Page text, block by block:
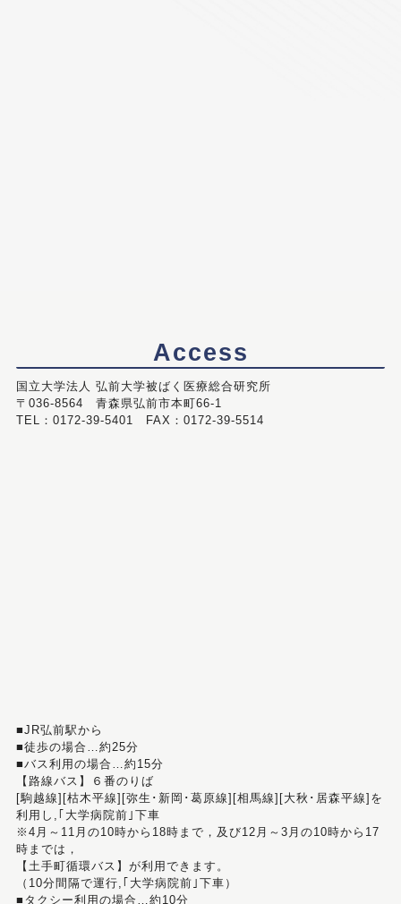
Access
国立大学法人 弘前大学被ばく医療総合研究所
〒036-8564 青森県弘前市本町66-1
TEL：0172-39-5401 FAX：0172-39-5514
■JR弘前駅から
■徒歩の場合…約25分
■バス利用の場合…約15分
【路線バス】６番のりば
[駒越線][枯木平線][弥生･新岡･葛原線][相馬線][大秋･居森平線]を
利用し,｢大学病院前｣下車
※4月～11月の10時から18時まで，及び12月～3月の10時から17
時までは，
【土手町循環バス】が利用できます。
（10分間隔で運行,｢大学病院前｣下車）
■タクシー利用の場合…約10分